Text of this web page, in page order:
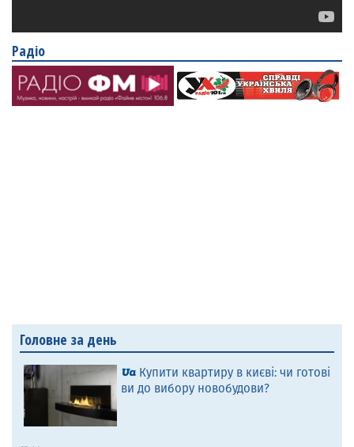
Радіо
Головне за день
Купити квартиру в києві: чи готові
ви до вибору новобудови?